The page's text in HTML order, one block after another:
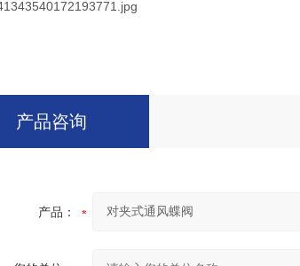
产品咨询
产品：